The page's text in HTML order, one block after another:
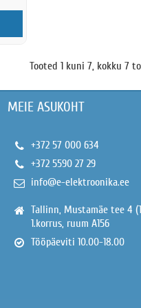
Tooted 1 kuni 7, kokku 7
MEIE ASUKOHT
+372 57 000 634
+372 5590 27 29
info@e-elektroonika.ee
Tallinn, Mustamäe tee 4
1.korrus, ruum A156
Tööpäeviti 10.00-18.00